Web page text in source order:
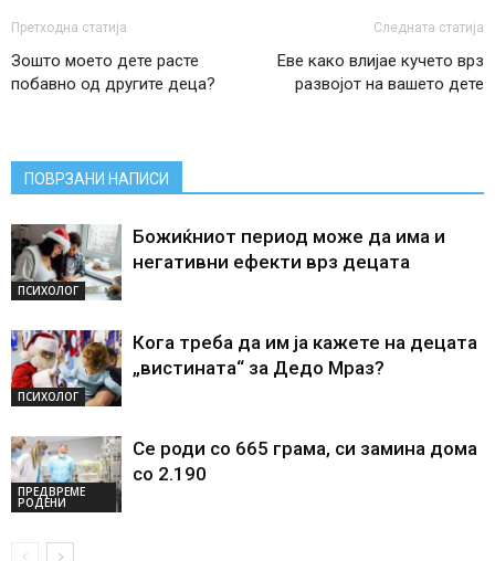
Претходна статија
Зошто моето дете расте
побавно од другите деца?
Следната статија
Еве како влијае кучето врз
развојот на вашето дете
ПОВРЗАНИ НАПИСИ
ПСИХОЛОГ
Божиќниот период може да има и
негативни ефекти врз децата
ПСИХОЛОГ
Кога треба да им ја кажете на децата
„вистината“ за Дедо Мраз?
ПРЕДВРЕМЕ
РОДЕНИ
Се роди со 665 грама, си замина дома
со 2.190